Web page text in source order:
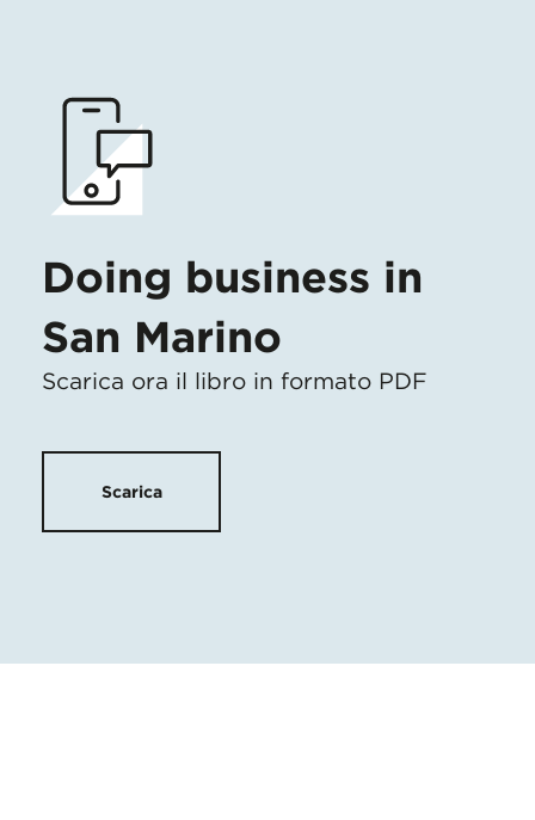
Doing business in
San Marino
Scarica ora il libro in formato PDF
Scarica